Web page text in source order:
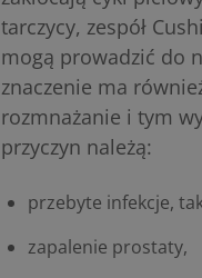
tarczycy, zespół
mogą prowadzić do
znaczenie ma
rozmnażanie i tym
przyczyn należą:
przebyte infekcje,
zapalenie prostaty,